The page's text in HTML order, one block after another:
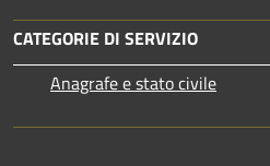
CATEGORIE DI SERVIZIO
Anagrafe e stato civile